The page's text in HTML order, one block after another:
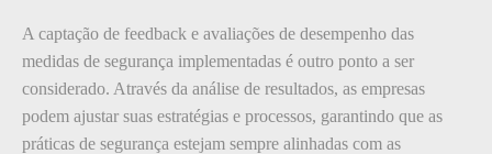
A captação de feedback e avaliações de desempenho das
medidas de segurança implementadas é outro ponto a ser
considerado. Através da análise de resultados, as empresas
podem ajustar suas estratégias e processos, garantindo que as
práticas de segurança estejam sempre alinhadas com as